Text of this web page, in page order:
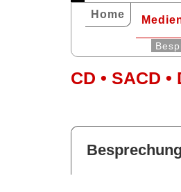
Home
CD • SACD